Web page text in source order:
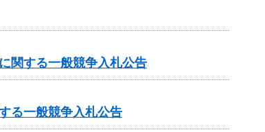
関する一般競争入札公告
る一般競争入札公告